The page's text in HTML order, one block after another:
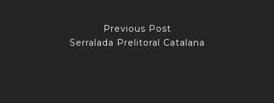
Previous Post
Serralada Prelitoral Catalana